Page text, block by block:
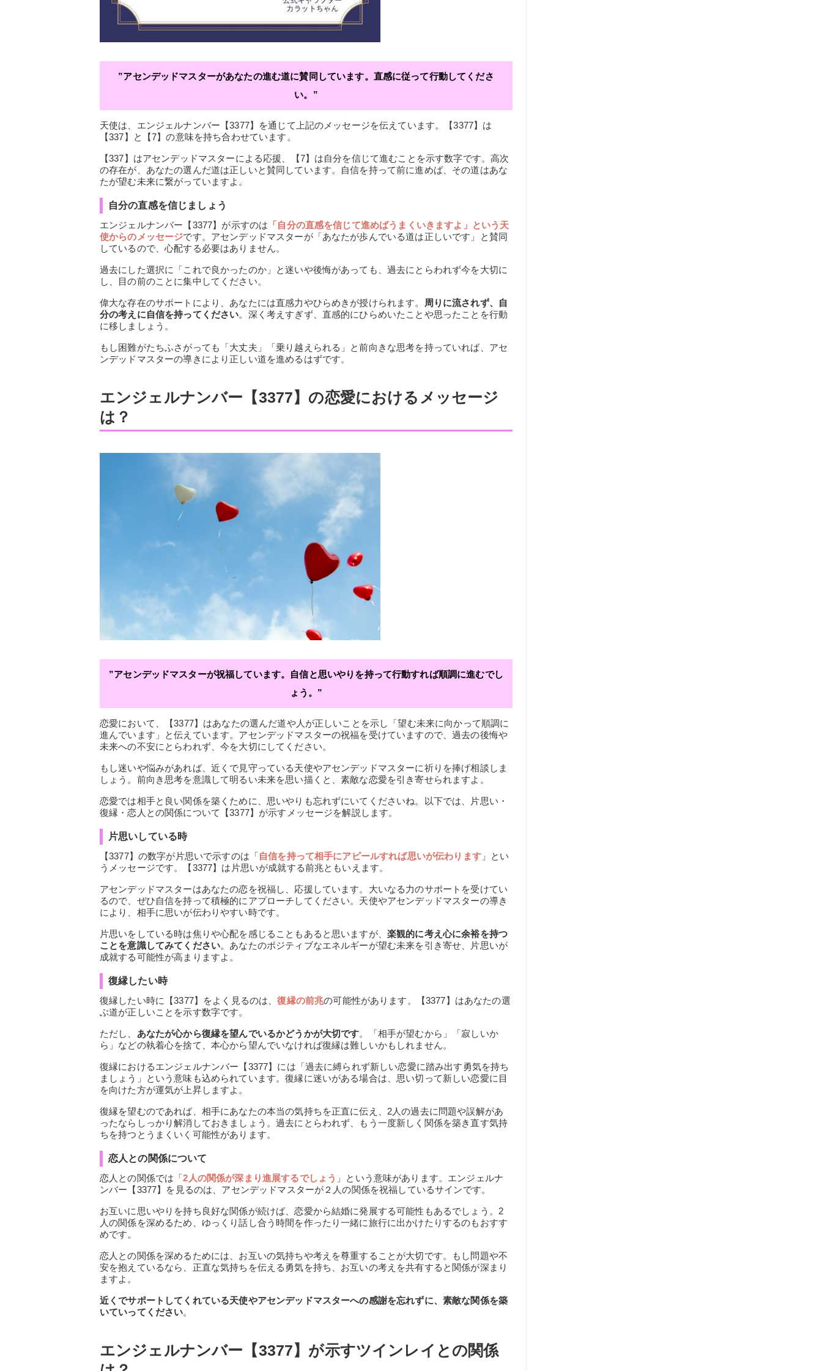
”アセンデッドマスターがあなたの進む道に賛同しています。直感に従って行動してくださ
い。”
天使は、エンジェルナンバー【3377】を通じて上記のメッセージを伝えています。【3377】は
【337】と【7】の意味を持ち合わせています。
【337】はアセンデッドマスターによる応援、【7】は自分を信じて進むことを示す数字です。高次
の存在が、あなたの選んだ道は正しいと賛同しています。自信を持って前に進めば、その道はあな
たが望む未来に繋がっていますよ。
自分の直感を信じましょう
エンジェルナンバー【3377】が示すのは 「自分の直感を信じて進めばうまくいきますよ」という天
使からのメッセージです。アセンデッドマスターが「あなたが歩んでいる道は正しいです」と賛同
しているので、心配する必要はありません。
過去にした選択に「これで良かったのか」と迷いや後悔があっても、過去にとらわれず今を大切に
し、目の前のことに集中してください。
偉大な存在のサポートにより、あなたには直感力やひらめきが授けられます。
周りに流されず、自
分の考えに自信を持ってください。深く考えすぎず、直感的にひらめいたことや思ったことを行動
に移しましょう。
もし困難がたちふさがっても「大丈夫」「乗り越えられる」と前向きな思考を持っていれば、アセ
ンデッドマスターの導きにより正しい道を進めるはずです。
エンジェルナンバー【3377】の恋愛におけるメッセージ
は？
”アセンデッドマスターが祝福しています。自信と思いやりを持って行動すれば順調に進むでし
ょう。”
恋愛において、【3377】はあなたの選んだ道や人が正しいことを示し「望む未来に向かって順調に
進んでいます」と伝えています。アセンデッドマスターの祝福を受けていますので、過去の後悔や
未来への不安にとらわれず、今を大切にしてください。
もし迷いや悩みがあれば、近くで見守っている天使やアセンデッドマスターに祈りを捧げ相談しま
しょう。前向き思考を意識して明るい未来を思い描くと、素敵な恋愛を引き寄せられますよ。
恋愛では相手と良い関係を築くために、思いやりも忘れずにいてくださいね。以下では、片思い・
復縁・恋人との関係について【3377】が示すメッセージを解説します。
片思いしている時
【3377】の数字が片思いで示すのは「自信を持って相手にアピールすれば思いが伝わります」とい
うメッセージです。【3377】は片思いが成就する前兆ともいえます。
アセンデッドマスターはあなたの恋を祝福し、応援しています。大いなる力のサポートを受けてい
るので、ぜひ自信を持って積極的にアプローチしてください。天使やアセンデッドマスターの導き
により、相手に思いが伝わりやすい時です。
片思いをしている時は焦りや心配を感じることもあると思いますが、 楽観的に考え心に余裕を持つ
ことを意識してみてください。あなたのポジティブなエネルギーが望む未来を引き寄せ、片思いが
成就する可能性が高まりますよ。
復縁したい時
復縁したい時に【3377】をよく見るのは、復縁の前兆の可能性があります。【3377】はあなたの選
ぶ道が正しいことを示す数字です。
ただし、 あなたが心から復縁を望んでいるかどうかが大切です。「相手が望むから」「寂しいか
ら」などの執着心を捨て、本心から望んでいなければ復縁は難しいかもしれません。
復縁におけるエンジェルナンバー【3377】には「過去に縛られず新しい恋愛に踏み出す勇気を持ち
ましょう」という意味も込められています。復縁に迷いがある場合は、思い切って新しい恋愛に目
を向けた方が運気が上昇しますよ。
復縁を望むのであれば、相手にあなたの本当の気持ちを正直に伝え、2人の過去に問題や誤解があ
ったならしっかり解消しておきましょう。過去にとらわれず、もう一度新しく関係を築き直す気持
ちを持つとうまくいく可能性があります。
恋人との関係について
恋人との関係では「2人の関係が深まり進展するでしょう 」という意味があります。エンジェルナ
ンバー【3377】を見るのは、アセンデッドマスターが２人の関係を祝福しているサインです。
お互いに思いやりを持ち良好な関係が続けば、恋愛から結婚に発展する可能性もあるでしょう。2
人の関係を深めるため、ゆっくり話し合う時間を作ったり一緒に旅行に出かけたりするのもおすす
めです。
恋人との関係を深めるためには、お互いの気持ちや考えを尊重することが大切です。もし問題や不
安を抱えているなら、正直な気持ちを伝える勇気を持ち、お互いの考えを共有すると関係が深まり
ますよ。
近くでサポートしてくれている天使やアセンデッドマスターへの感謝を忘れずに、素敵な関係を築
いていってください。
エンジェルナンバー【3377】が示すツインレイとの関係